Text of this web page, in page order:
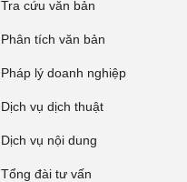
Tra cứu văn bản
Phân tích văn bản
Pháp lý doanh nghiệp
Dịch vụ dịch thuật
Dịch vụ nội dung
Tổng đài tư vấn